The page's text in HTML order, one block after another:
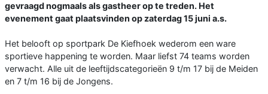
gevraagd nogmaals als gastheer op te treden. Het
evenement gaat plaatsvinden op zaterdag 15 juni a.s.
Het belooft op sportpark De Kiefhoek wederom een ware
sportieve happening te worden. Maar liefst 74 teams worden
verwacht. Alle uit de leeftijdscategorieën 9 t/m 17 bij de Meiden
en 7 t/m 16 bij de Jongens.